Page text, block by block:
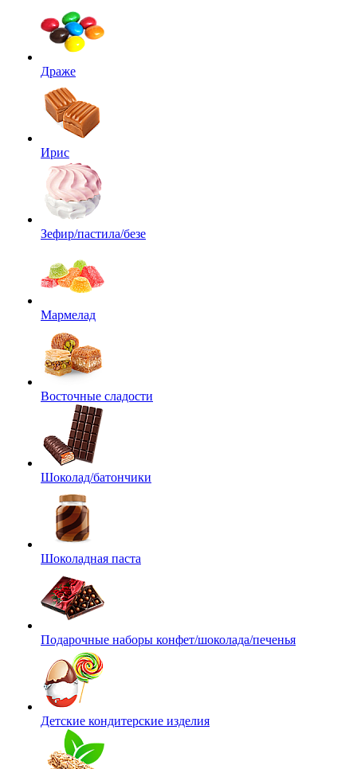
Драже
Ирис
Зефир/пастила/безе
Мармелад
Восточные сладости
Шоколад/батончики
Шоколадная паста
Подарочные наборы конфет/шоколада/печенья
Детские кондитерские изделия